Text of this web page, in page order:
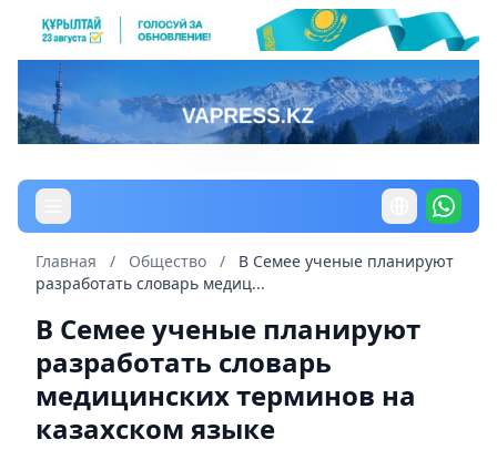
Главная / Общество /
В Семее ученые планируют
разработать словарь медиц...
В Семее ученые планируют
разработать словарь
медицинских терминов на
казахском языке